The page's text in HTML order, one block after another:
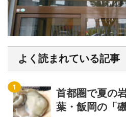
よく読まれている記事
首都圏で夏の
葉・飯岡の「